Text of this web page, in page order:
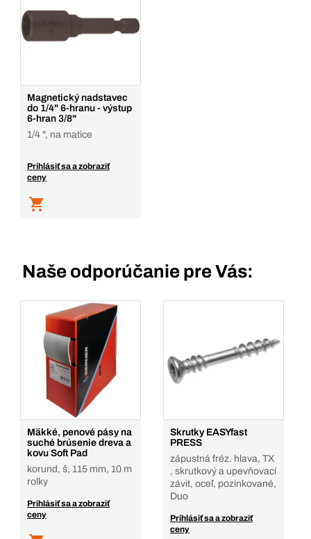
Magnetický nadstavec
do 1/4" 6-hranu - výstup
6-hran 3/8"
1/4 ", na matice
Prihlásiť sa a zobraziť
ceny
Naše odporúčanie pre Vás:
Mäkké, penové pásy na
suché brúsenie dreva a
kovu Soft Pad
korund, š, 115 mm, 10 m
rolky
Prihlásiť sa a zobraziť
ceny
Skrutky EASYfast
PRESS
zápustná fréz. hlava, TX
, skrutkový a upevňovací
závit, oceľ, pozinkované,
Duo
Prihlásiť sa a zobraziť
ceny